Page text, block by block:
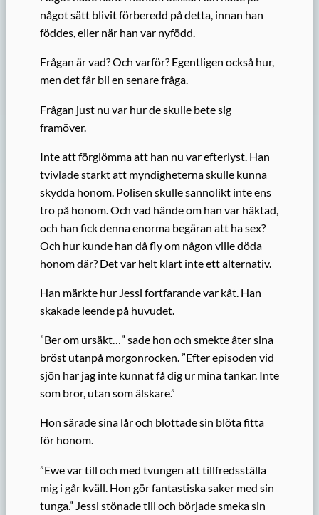
något sätt blivit förberedd på detta, innan han
föddes, eller när han var nyfödd.
Frågan är vad? Och varför? Egentligen också hur,
men det får bli en senare fråga.
Frågan just nu var hur de skulle bete sig
framöver.
Inte att förglömma att han nu var efterlyst. Han
tvivlade starkt att myndigheterna skulle kunna
skydda honom. Polisen skulle sannolikt inte ens
tro på honom. Och vad hände om han var häktad,
och han fick denna enorma begäran att ha sex?
Och hur kunde han då fly om någon ville döda
honom där? Det var helt klart inte ett alternativ.
Han märkte hur Jessi fortfarande var kåt. Han
skakade leende på huvudet.
”Ber om ursäkt…” sade hon och smekte åter sina
bröst utanpå morgonrocken. ”Efter episoden vid
sjön har jag inte kunnat få dig ur mina tankar. Inte
som bror, utan som älskare.”
Hon särade sina lår och blottade sin blöta fitta
för honom.
”Ewe var till och med tvungen att tillfredsställa
mig i går kväll. Hon gör fantastiska saker med sin
tunga.” Jessi stönade till och började smeka sin